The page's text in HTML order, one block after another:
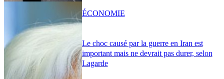
Le choc causé par la guerre en Iran est
important mais ne devrait pas durer, selon
Lagarde
ÉCONOMIE